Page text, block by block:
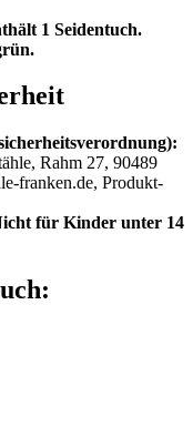
1 Seidentuch.
Rahm 27, 90489
franken.de, Produkt-
für Kinder unter 14